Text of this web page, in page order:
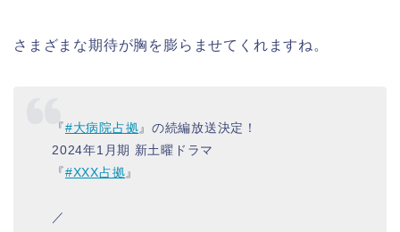
さまざまな期待が胸を膨らませてくれますね。
『#大病院占拠』の続編放送決定！
2024年1月期 新土曜ドラマ
『#XXX占拠』
／